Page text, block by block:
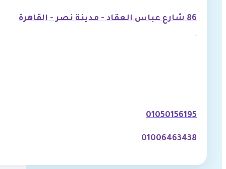
86 شارع عباس العقاد - مدينة نصر - القاهرة
01050156195
01006463438